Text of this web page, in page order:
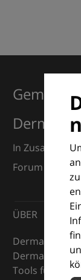
In
Forum (EDF)
ÜBER
Dermatologie
Tools für den